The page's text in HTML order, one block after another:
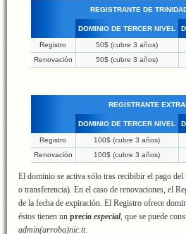
REGISTRANTE DE
DOMINIO DE TERCER NIVEL
Registro 50$ (cubre 3 años)
Renovación
50$ (cubre 3 años)
REGISTRANTE
DOMINIO DE TERCER NIVEL
Registro 100$ (cubre 3 años)
Renovación
100$ (cubre 3 años)
El dominio se activa sólo tras recibibir el pago
o transferencia). En el caso de renovaciones, el
de la fecha de expiración. El Registro ofrece
éstos tienen un precio especial, que se puede
admin(arroba)nic.tt.